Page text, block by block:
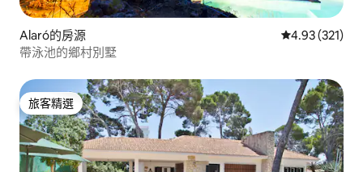
Alaró的房源 從 321 則評價
4.93 (321)
帶泳池的鄉村別墅
旅客精選
旅客精選